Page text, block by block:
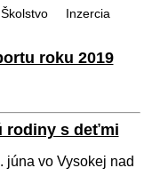
Školstvo Inzercia
roku 2019
rodiny s deťmi
júna vo Vysokej nad